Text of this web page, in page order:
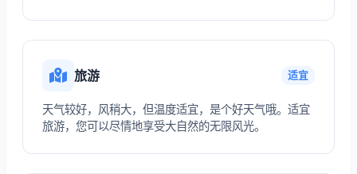
旅游 适宜
天气较好，风稍大，但温度适宜，是个好天气哦。适宜
旅游，您可以尽情地享受大自然的无限风光。